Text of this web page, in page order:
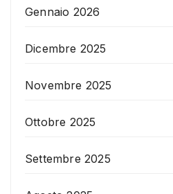
Gennaio 2026
Dicembre 2025
Novembre 2025
Ottobre 2025
Settembre 2025